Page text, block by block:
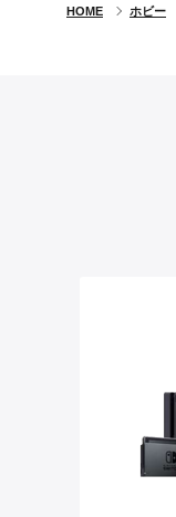
HOME ホビー